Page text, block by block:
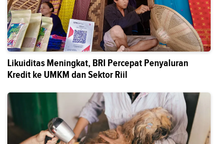
Likuiditas Meningkat, BRI Percepat Penyaluran
Kredit ke UMKM dan Sektor Riil